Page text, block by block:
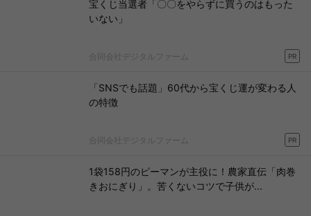
宝くじ当選者「〇〇をやらずに買うのはもった
いない」
合同会社デジタルファーム PR
「SNSでも話題」60代から宝くじ運が変わる人
の特徴
合同会社デジタルファーム PR
1袋158円のピーマンが主役に！農家直伝「肉巻
きおにぎり」。苦くないコツで子供が...